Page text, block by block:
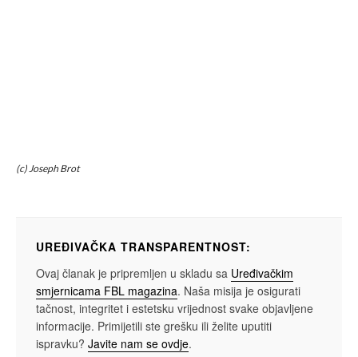
(c) Joseph Brot
UREĐIVAČKA TRANSPARENTNOST:
Ovaj članak je pripremljen u skladu sa Uređivačkim
smjernicama FBL magazina. Naša misija je osigurati
tačnost, integritet i estetsku vrijednost svake objavljene
informacije. Primijetili ste grešku ili želite uputiti
ispravku? Javite nam se ovdje.